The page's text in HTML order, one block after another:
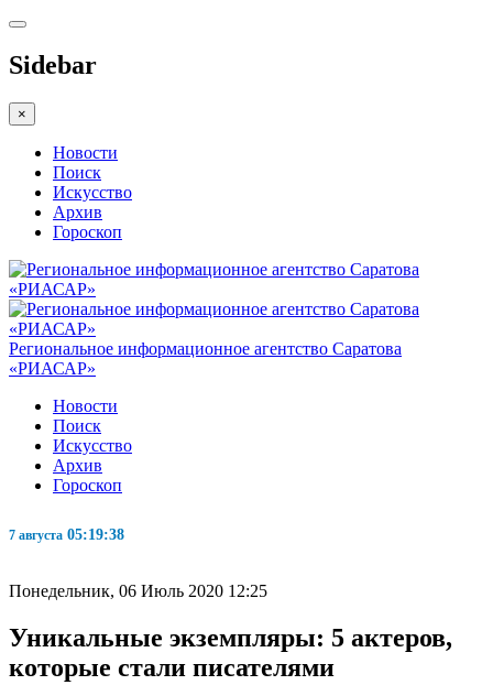
Sidebar
×
Новости
Поиск
Искусство
Архив
Гороскоп
Региональное информационное агентство Саратова
«РИАСАР»
Новости
Поиск
Искусство
Архив
Гороскоп
7 августа 05:19:40
Понедельник, 06 Июль 2020 12:25
Уникальные экземпляры: 5 актеров,
которые стали писателями